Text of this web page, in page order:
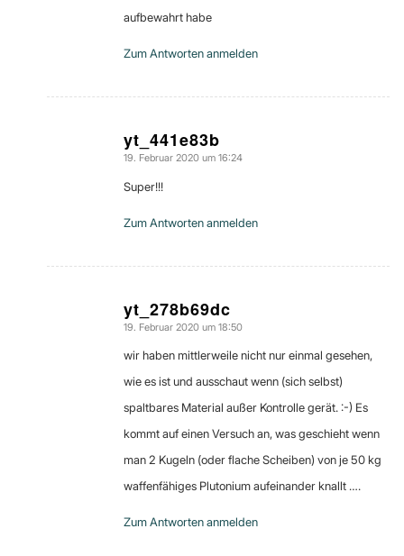
aufbewahrt habe
Zum Antworten anmelden
yt_441e83b
sagte:
19. Februar 2020 um 16:24
Super!!!
Zum Antworten anmelden
yt_278b69dc
sagte:
19. Februar 2020 um 18:50
wir haben mittlerweile nicht nur einmal gesehen,
wie es ist und ausschaut wenn (sich selbst)
spaltbares Material außer Kontrolle gerät. :-) Es
kommt auf einen Versuch an, was geschieht wenn
man 2 Kugeln (oder flache Scheiben) von je 50 kg
waffenfähiges Plutonium aufeinander knallt ….
Zum Antworten anmelden